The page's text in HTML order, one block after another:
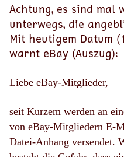
Achtung, es sind mal
unterwegs, die
Mit heutigem Datum
warnt eBay (Auszug):
Liebe eBay-Mitglieder,
seit Kurzem werden an
von eBay-Mitgliedern E-
Datei-Anhang versendet.